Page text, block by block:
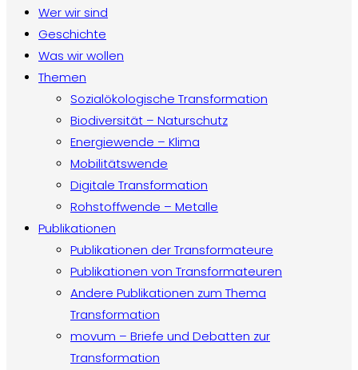
Wer wir sind
Geschichte
Was wir wollen
Themen
Sozialökologische Transformation
Biodiversität – Naturschutz
Energiewende – Klima
Mobilitätswende
Digitale Transformation
Rohstoffwende – Metalle
Publikationen
Publikationen der Transformateure
Publikationen von Transformateuren
Andere Publikationen zum Thema
Transformation
movum – Briefe und Debatten zur
Transformation